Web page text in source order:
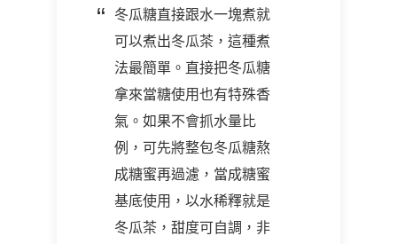
冬瓜糖直接跟水一塊煮就
可以煮出冬瓜茶，這種煮
法最簡單。直接把冬瓜糖
拿來當糖使用也有特殊香
氣。如果不會抓水量比
例，可先將整包冬瓜糖熬
成糖蜜再過濾，當成糖蜜
基底使用，以水稀釋就是
冬瓜茶，甜度可自調，非